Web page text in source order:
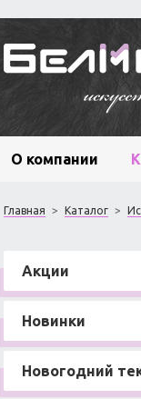
О компании
Главная > Каталог >
Акции
Новинки
Новогодний